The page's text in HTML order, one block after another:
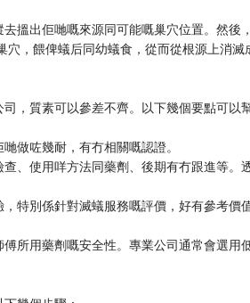
搵出佢哋嘅來源同可能嘅巢穴位置。然後
，餵俾蟻后同幼蟻食，從而從根源上消滅
，質素可以參差不齊。以下幾個要點可以
做咗幾耐，有冇相關嘅認證。
、使用咩方法同藥劑、後期有冇跟進等。
特別係針對滅蟻服務嘅評價，好有參考價值
所用藥劑嘅安全性。專業公司通常會選用